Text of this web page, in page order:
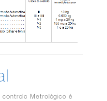
Metrológico é